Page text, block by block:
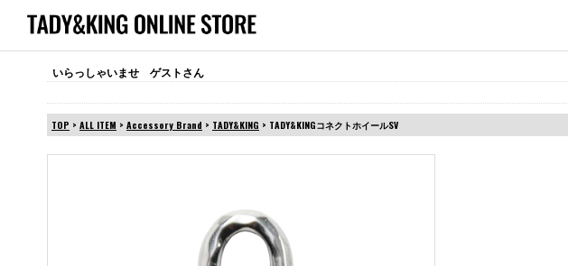
いらっしゃいませ ゲストさん
TOP > ALL ITEM > Accessory Brand > TADY&KING > TADY&KINGコネクトホイールSV